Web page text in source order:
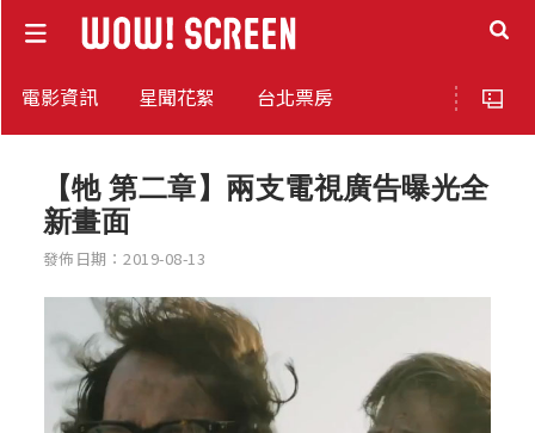
電影資訊 星聞花絮 台北票房
【牠 第二章】兩支電視廣告曝光全
新畫面
發佈日期：2019-08-13